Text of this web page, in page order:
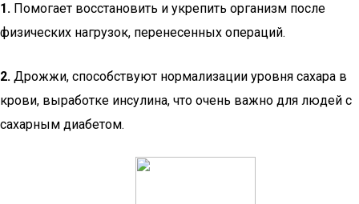
1. Помогает восстановить и укрепить организм после
физических нагрузок, перенесенных операций.
2. Дрожжи, способствуют нормализации уровня сахара в
крови, выработке инсулина, что очень важно для людей с
сахарным диабетом.